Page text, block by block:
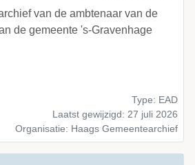
van de ambtenaar van de
de gemeente 's-Gravenhage
Type: EAD
Laatst gewijzigd: 27 juli 2026
Organisatie: Haags Gemeentearchief